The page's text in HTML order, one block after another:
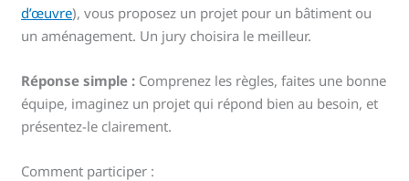
d’œuvre), vous proposez un projet pour un bâtiment ou
un aménagement. Un jury choisira le meilleur.
Réponse simple : Comprenez les règles, faites une bonne
équipe, imaginez un projet qui répond bien au besoin, et
présentez-le clairement.
Comment participer :